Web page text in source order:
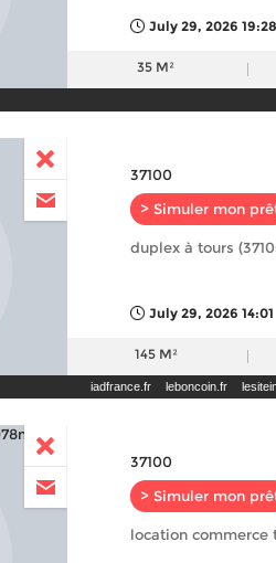
July 29, 2026 19:28
35 M²
37100
> Simuler mon
duplex à tours
July 29, 2026 14:01
145 M²
iadfrance.fr leboncoin.fr
37100
> Simuler mon
location commerce